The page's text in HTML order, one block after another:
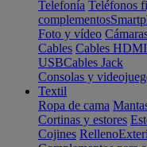
Telefonía Teléfonos
complementos
Foto y vídeo
Cables Cables HDMI
USBCables Jack
Consolas y
Textil
Ropa de cama
Cortinas y estores
Cojines Relleno